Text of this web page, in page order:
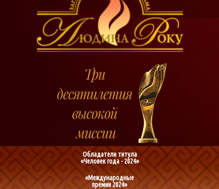
Обладатели титула
«Человек года - 2024»
«Международные
премии 2024»